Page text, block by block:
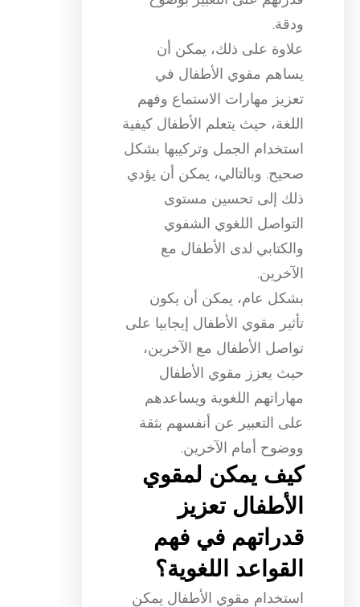
ودقة.
علاوة على ذلك، يمكن أن
يساهم مقوي الأطفال في
تعزيز مهارات الاستماع وفهم
اللغة، حيث يتعلم الأطفال كيفية
استخدام الجمل وتركيبها بشكل
صحيح. وبالتالي، يمكن أن يؤدي
ذلك إلى تحسين مستوى
التواصل اللغوي الشفوي
والكتابي لدى الأطفال مع
الآخرين.
بشكل عام، يمكن أن يكون
تأثير مقوي الأطفال إيجابيا على
تواصل الأطفال مع الآخرين،
حيث يعزز مقوي الأطفال
مهاراتهم اللغوية ويساعدهم
على التعبير عن أنفسهم بثقة
ووضوح أمام الآخرين.
كيف يمكن لمقوي
الأطفال تعزيز
قدراتهم في فهم
القواعد اللغوية؟
استخدام مقوي الأطفال يمكن